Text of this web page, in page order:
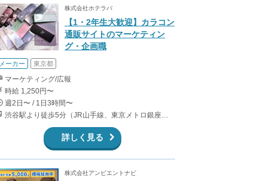
株式会社ホテラバ
【1・2年生大歓迎】カラコン
通販サイトのマーケティン
グ・企画職
メーカー 東京都
マーケティング/広報
時給 1,250円〜
週2日〜 / 1日3時間〜
詳しく見る
株式会社アンビエントナビ